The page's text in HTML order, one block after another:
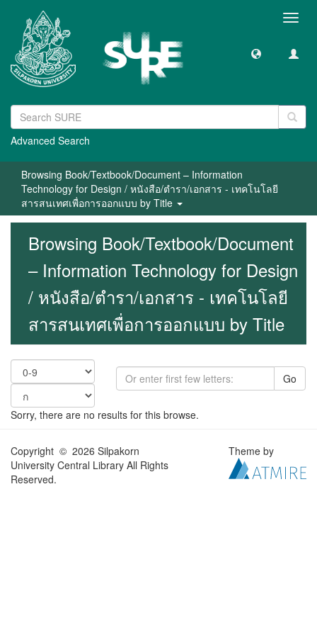
Advanced Search
Browsing Book/Textbook/Document – Information
Technology for Design / หนังสือ/ตำรา/เอกสาร - เทคโนโลยี
สารสนเทศเพื่อการออกแบบ by Title
Browsing Book/Textbook/Document
– Information Technology for Design
/ หนังสือ/ตำรา/เอกสาร - เทคโนโลยี
สารสนเทศเพื่อการออกแบบ by Title
Go
Sorry, there are no results for this browse.
Copyright © 2026 Silpakorn
University Central Library All Rights
Reserved.
Theme by